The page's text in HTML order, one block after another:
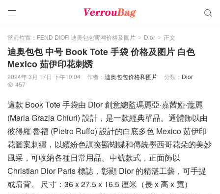
 
當前位置： FEND DIOR 迪奥包包官网价格及圖片 > Dior > 正文
迪奥包包 中号 Book Tote 手袋 价格及图片 白色
Mexico 茹伊印花刺绣
2024年 3月 17日 下午10:04 作者： 迪奥包包价格和图片 分類： Dior
 457
這款 Book Tote 手袋由 Dior 創意總監瑪麗亞·嘉茜婭·蔻麗
(Maria Grazia Chiuri) 設計，是一款經典單品。通體飾以由
彼得羅·魯福 (Pietro Ruffo) 設計的白底多色 Mexico 茹伊印
花圖案刺繡，以繽紛色調突顯蝴蝶和傳統墨西哥花朵的美妙
風采，可收納各種日常用品。中號款式，正面飾以
Christian Dior Paris 標誌，彰顯 Dior 的精湛工藝，可手提
或肩背。 尺寸：36 x 27.5 x 16.5 厘米（長 x 高 x 寬）